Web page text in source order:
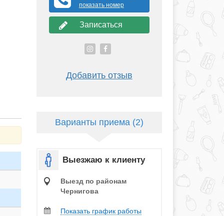
показать номер
Записаться
Добавить отзыв
Варианты приема (2)
Выезжаю к клиенту
Выезд по районам
Чернигова
Показать график работы